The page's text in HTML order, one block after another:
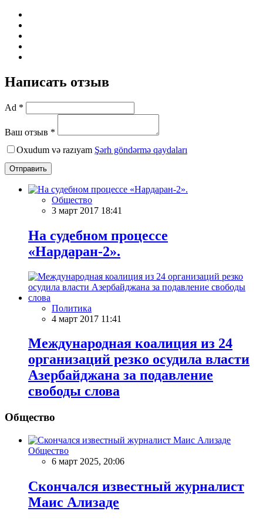
Написать отзыв
Ad *
Ваш отзыв *
Oxudum və razıyam Şərh göndərmə qaydaları
Отправить
Общество
3 март 2017 18:41
На судебном процессе
«Нардаран-2».
Политика
4 март 2017 11:41
Международная коалиция из 24
организаций резко осудила власти
Азербайджана за подавление
свободы слова
Общество
Общество
6 март 2025, 20:06
Скончался известный журналист
Маис Ализаде